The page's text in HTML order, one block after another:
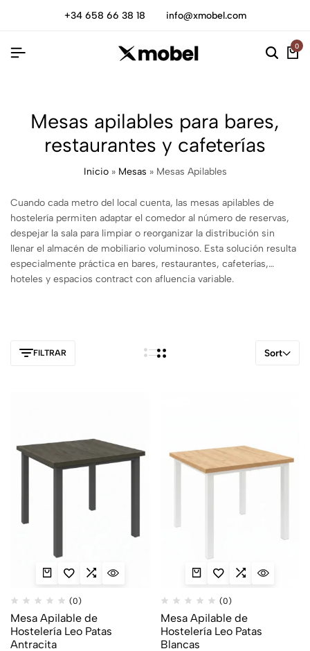
+34 658 66 38 18 info@xmobel.com
0
Mesas apilables para bares,
restaurantes y cafeterías
Inicio» Mesas » Mesas Apilables
Cuando cada metro del local cuenta, las mesas apilables de
hostelería permiten adaptar el comedor al número de reservas,
despejar la sala para limpiar o reorganizar la distribución sin
llenar el almacén de mobiliario voluminoso. Esta solución resulta
especialmente práctica en bares, restaurantes, cafeterías,
hoteles y espacios contract con afluencia variable.
FILTRAR Sort
(0)
Mesa Apilable de
Hostelería Leo Patas
Antracita
(0)
Mesa Apilable de
Hostelería Leo Patas
Blancas